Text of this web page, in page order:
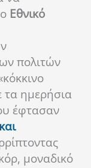
Εθνικό
πολιτών
ημερήσια
έφτασαν
μοναδικό